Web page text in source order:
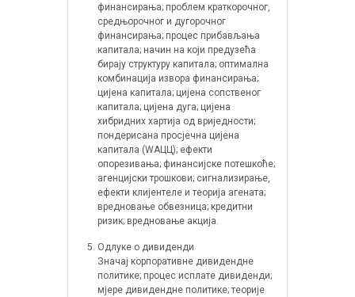
финансирања; проблем краткорочног,
средњорочног и дугорочног
финансирања; процес прибављања
капитала; начин на који предузећа
бирају структуру капитала; оптимална
комбинација извора финансирања;
цијена капитала; цијена сопственог
капитала; цијена дуга; цијена
хибридних хартија од вриједности;
пондерисана просјечна цијена
капитала (WАЦЦ); ефекти
опорезивања; финансијске потешкоће;
агенцијски трошкови; сигнализирање,
ефекти клијентеле и теорија агената;
вредновање обвезница; кредитни
ризик; вредновање акција.
Одлуке о дивиденди
Значај корпоративне дивидендне
политике; процес исплате дивиденди;
мјере дивидендне политике; теорије